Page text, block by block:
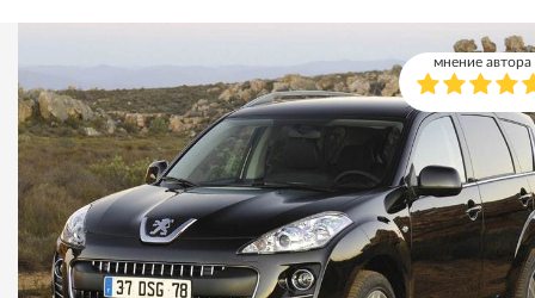
мнение автора